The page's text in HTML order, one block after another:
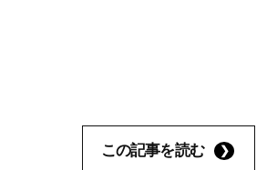
この記事を読む